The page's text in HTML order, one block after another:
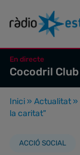
En directe
Cocodril Club
Inici » Actualitat »
la caritat"
ACCIÓ SOCIAL